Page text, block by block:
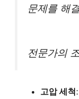
문제를 해
전문가의
고압 세척